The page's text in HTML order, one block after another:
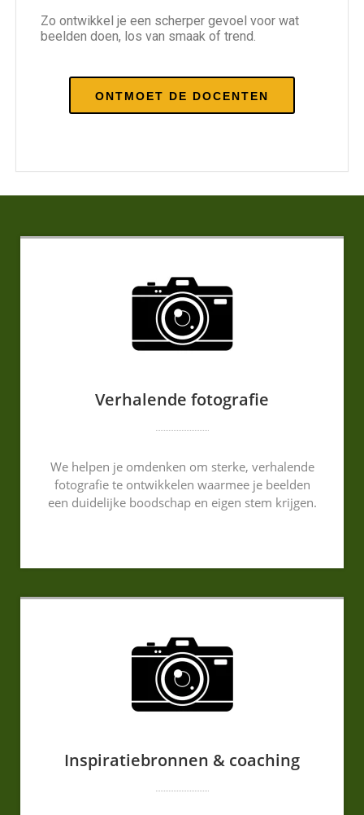
Zo ontwikkel je een scherper gevoel voor wat
beelden doen, los van smaak of trend.
ONTMOET DE DOCENTEN
Verhalende fotografie
We helpen je omdenken om sterke, verhalende
fotografie te ontwikkelen waarmee je beelden
een duidelijke boodschap en eigen stem krijgen.
Inspiratiebronnen & coaching